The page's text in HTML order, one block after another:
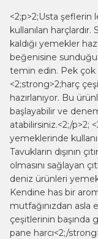
<2;p>2;Usta şeflerin
kullanılan
kaldığı yemekler
beğenisine
temin edin. Pek çok
<2;strong>2;harç
hazırlanıyor. Bu
başlayabilir ve
atabilirsiniz.<2;/p>2;
yemeklerinde
Tavukların dışının
olmasını sağlayan
deniz ürünleri
Kendine has bir
mutfağınızdan
çeşitlerinin başında
pane harcı<2;/